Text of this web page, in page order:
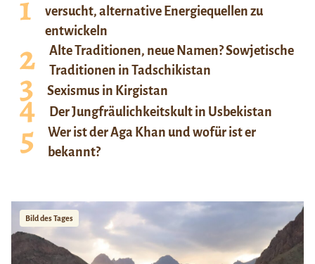
versucht, alternative Energiequellen zu
entwickeln
Alte Traditionen, neue Namen? Sowjetische
Traditionen in Tadschikistan
Sexismus in Kirgistan
Der Jungfräulichkeitskult in Usbekistan
Wer ist der Aga Khan und wofür ist er
bekannt?
Bild des Tages